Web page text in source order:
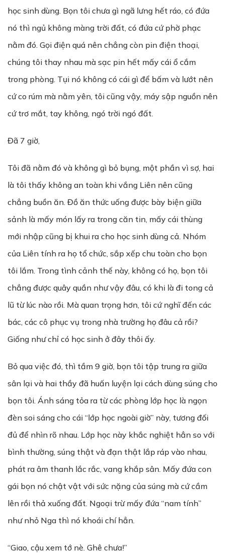
học sinh dùng. Bọn tôi chưa gì ngã lưng hết ráo, có đứa
nó thì ngủ không màng trời đất, có đứa cứ phờ phạc
nằm đó. Gọi điện quá nên chẳng còn pin điện thoại,
chúng tôi thay nhau mà sạc pin hết mấy cái ổ cắm
trong phòng. Tụi nó không có cái gì để bấm và lướt nên
cứ co rúm mà nằm yên, tôi cũng vậy, máy sập nguồn nên
cứ trơ mắt, tay không, ngó trời ngó đất.
Đã 7 giờ,
Tôi đã nằm đó và không gì bỏ bụng, một phần vì sợ, hai
là tôi thấy không an toàn khi vắng Liên nên cũng
chẳng buồn ăn. Đồ ăn thức uống được bày biện giữa
sảnh là mấy món lấy ra trong căn tin, mấy cái thùng
mới nhập cũng bị khui ra cho học sinh dùng cả. Nhóm
của Liên tính ra họ tổ chức, sắp xếp chu toàn cho bọn
tôi lắm. Trong tình cảnh thế này, không có họ, bọn tôi
chẳng được quây quần như vậy đâu, có khi là đi tong cả
lũ từ lúc nào rồi. Mà quan trọng hơn, tôi cứ nghĩ đến các
bác, các cô phục vụ trong nhà trường họ đâu cả rồi?
Giống như chỉ có học sinh ở đây thôi ấy.
Bỏ qua việc đó, thì tầm 9 giờ, bọn tôi tập trung ra giữa
sân lại và hai thầy đã huấn luyện lại cách dùng súng cho
bọn tôi. Ánh sáng tỏa ra từ các phòng lớp học là ngọn
đèn soi sáng cho cái “lớp học ngoài giờ” này, tương đối
đủ để nhìn rõ nhau. Lớp học này khắc nghiệt hẳn so với
bình thường, súng thật và đạn thật lắp ráp vào nhau,
phát ra âm thanh lắc rắc, vang khắp sân. Mấy đứa con
gái bọn nó chật vật với sức nặng của súng mà cứ cầm
lên rồi thả xuống đất. Ngoại trừ mấy đứa “nam tính”
như nhỏ Nga thì nó khoái chí hẳn.
“Giao, cậu xem tớ nè. Ghê chưa!”